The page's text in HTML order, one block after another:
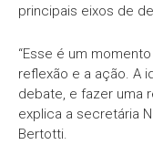
principais eixos de
“Esse é um
reflexão e a ação. A
debate, e fazer uma
explica a secretária
Bertotti.